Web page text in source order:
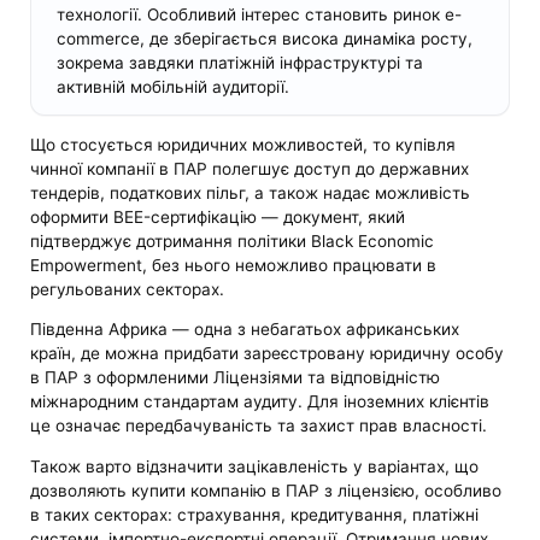
технології. Особливий інтерес становить ринок e-
commerce, де зберігається висока динаміка росту,
зокрема завдяки платіжній інфраструктурі та
активній мобільній аудиторії.
Що стосується юридичних можливостей, то купівля
чинної компанії в ПАР полегшує доступ до державних
тендерів, податкових пільг, а також надає можливість
оформити BEE-сертифікацію — документ, який
підтверджує дотримання політики Black Economic
Empowerment, без нього неможливо працювати в
регульованих секторах.
Південна Африка — одна з небагатьох африканських
країн, де можна придбати зареєстровану юридичну особу
в ПАР з оформленими Ліцензіями та відповідністю
міжнародним стандартам аудиту. Для іноземних клієнтів
це означає передбачуваність та захист прав власності.
Також варто відзначити зацікавленість у варіантах, що
дозволяють купити компанію в ПАР з ліцензією, особливо
в таких секторах: страхування, кредитування, платіжні